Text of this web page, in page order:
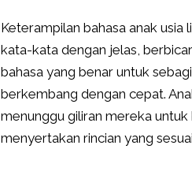
Keterampilan bahasa anak
kata-kata dengan jelas,
bahasa yang benar untuk
berkembang dengan cepat.
menunggu giliran mereka
menyertakan rincian yang